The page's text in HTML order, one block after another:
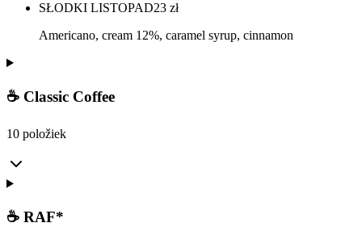
SŁODKI LISTOPAD23 zł
Americano, cream 12%, caramel syrup, cinnamon
☕ Classic Coffee
10 položiek
☕ RAF*